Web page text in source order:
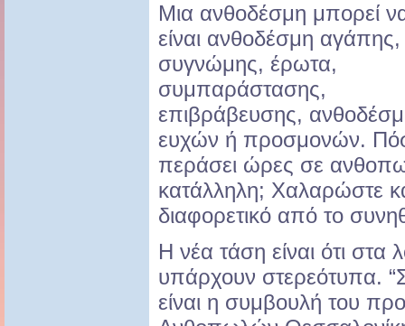
Μια ανθοδέσμη μπορεί
είναι ανθοδέσμη αγάπης,
συγνώμης, έρωτα,
συμπαράστασης,
επιβράβευσης,
ευχών ή προσμονών.
περάσει ώρες σε
κατάλληλη; Χαλαρώστε
διαφορετικό από το
Η νέα τάση είναι ότι στα
υπάρχουν στερεότυπα.
είναι η συμβουλή του